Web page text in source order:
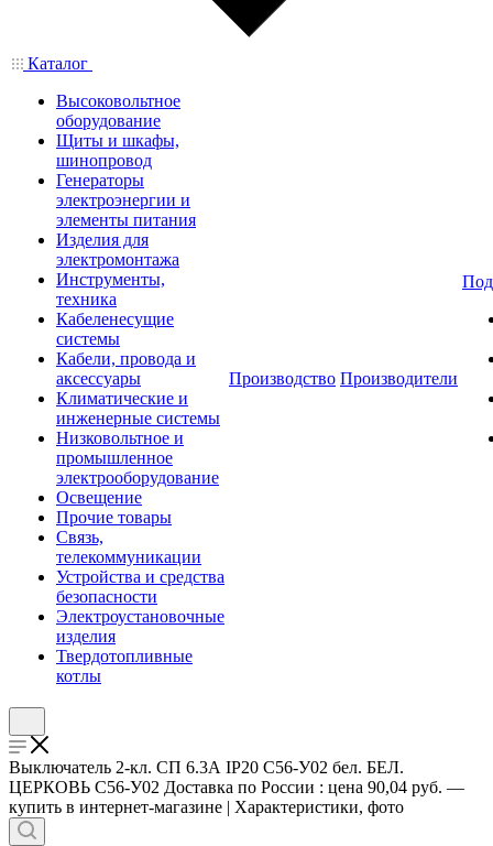
Каталог
Высоковольтное
оборудование
Щиты и шкафы,
шинопровод
Генераторы
электроэнергии и
элементы питания
Изделия для
электромонтажа
Инструменты,
техника
Кабеленесущие
системы
Кабели, провода и
аксессуары
Климатические и
инженерные системы
Низковольтное и
промышленное
электрооборудование
Освещение
Прочие товары
Связь,
телекоммуникации
Устройства и средства
безопасности
Электроустановочные
изделия
Твердотопливные
котлы
Производство Производители
Выключатель 2-кл. СП 6.3А IP20 С56-У02 бел. БЕЛ.
ЦЕРКОВЬ С56-У02 Доставка по России : цена 90,04 руб. —
купить в интернет-магазине | Характеристики, фото